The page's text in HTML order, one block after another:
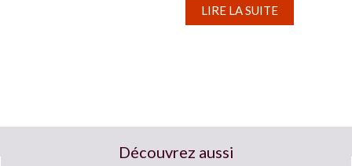
l’acide sulfurique, a vu son prix s’envoler...
LIRE LA SUITE
Découvrez aussi